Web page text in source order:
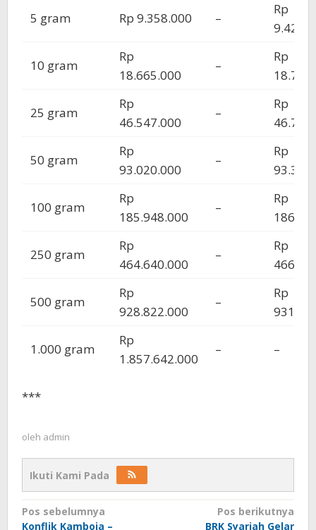
5 gram Rp 9.358.000 –
Rp
10 gram
Rp
18.665.000
–
Rp
25 gram
Rp
46.547.000
–
Rp
50 gram
Rp
93.020.000
–
Rp
100 gram
Rp
185.948.000
–
Rp
250 gram
Rp
464.640.000
–
Rp
500 gram
Rp
928.822.000
–
Rp
1.000 gram
Rp
1.857.642.000
– –
***
oleh admin
Ikuti Kami Pada
Navigasi
Pos sebelumnya
Konflik Kamboja –
Pos berikutnya
BRK Syariah Gelar